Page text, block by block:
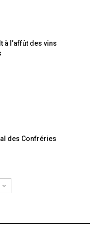
à l’affût des vins
des Confréries